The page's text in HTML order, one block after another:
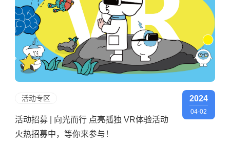
活动专区
活动招募 | 向光而行 点亮孤独 VR体验活动
火热招募中，等你来参与！
2024
04-02